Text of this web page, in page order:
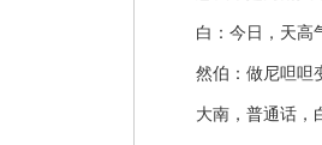
白：今日，天高
然伯：做尼呾呾变
大南，普通话，白